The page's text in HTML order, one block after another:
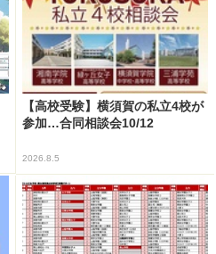
【高校受験】横須賀の私立4校が
参加…合同相談会10/12
2026.8.5